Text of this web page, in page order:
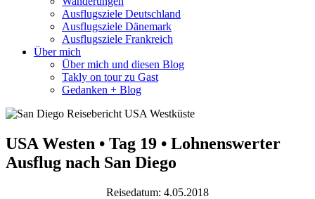
Ausflugsziele Deutschland
Ausflugsziele Dänemark
Ausflugsziele Frankreich
Über mich
Über mich und diesen Blog
Takly on tour zu Gast
Gedanken + Blog
USA Westen • Tag 19 • Lohnenswerter
Ausflug nach San Diego
Reisedatum: 4.05.2018